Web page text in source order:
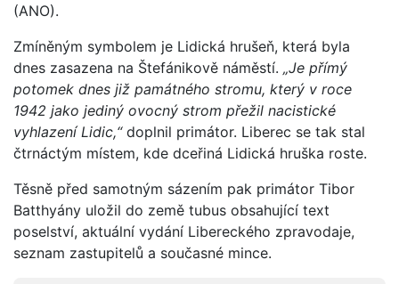
(ANO).
Zmíněným symbolem je Lidická hrušeň, která byla
dnes zasazena na Štefánikově náměstí. „Je přímý
potomek dnes již památného stromu, který v roce
1942 jako jediný ovocný strom přežil nacistické
vyhlazení Lidic,“ doplnil primátor. Liberec se tak stal
čtrnáctým místem, kde dceřiná Lidická hruška roste.
Těsně před samotným sázením pak primátor Tibor
Batthyány uložil do země tubus obsahující text
poselství, aktuální vydání Libereckého zpravodaje,
seznam zastupitelů a současné mince.